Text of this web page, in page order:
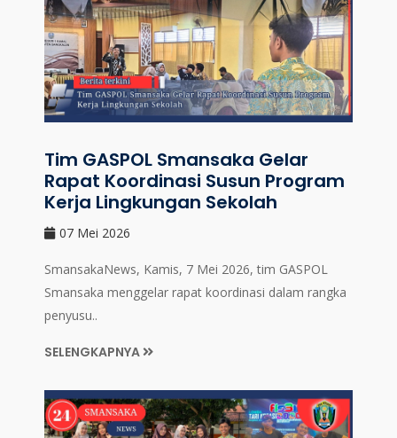
Tim GASPOL Smansaka Gelar
Rapat Koordinasi Susun Program
Kerja Lingkungan Sekolah
07 Mei 2026
SmansakaNews, Kamis, 7 Mei 2026, tim GASPOL
Smansaka menggelar rapat koordinasi dalam rangka
penyusu..
SELENGKAPNYA